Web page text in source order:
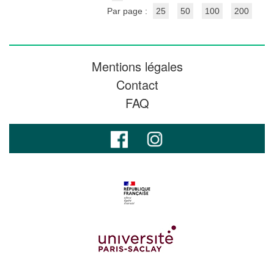
Par page :
25 50 100 200
Mentions légales
Contact
FAQ